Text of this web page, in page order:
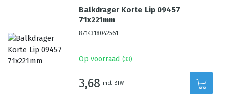
Balkdrager Korte Lip 09457
71x221mm
8714318042561
Op voorraad (33)
3,68 incl. BTW